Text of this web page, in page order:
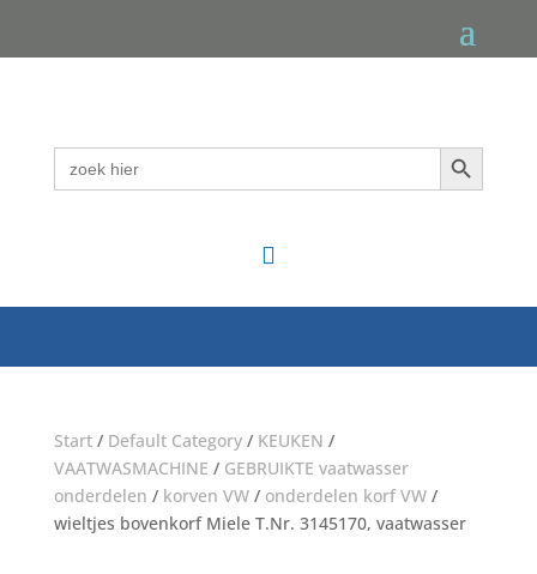
Zoek
naar:
Zoekknop

Start/ Default Category/ KEUKEN /
VAATWASMACHINE / GEBRUIKTE vaatwasser
onderdelen / korven VW/ onderdelen korf VW/
wieltjes bovenkorf Miele T.Nr. 3145170, vaatwasser